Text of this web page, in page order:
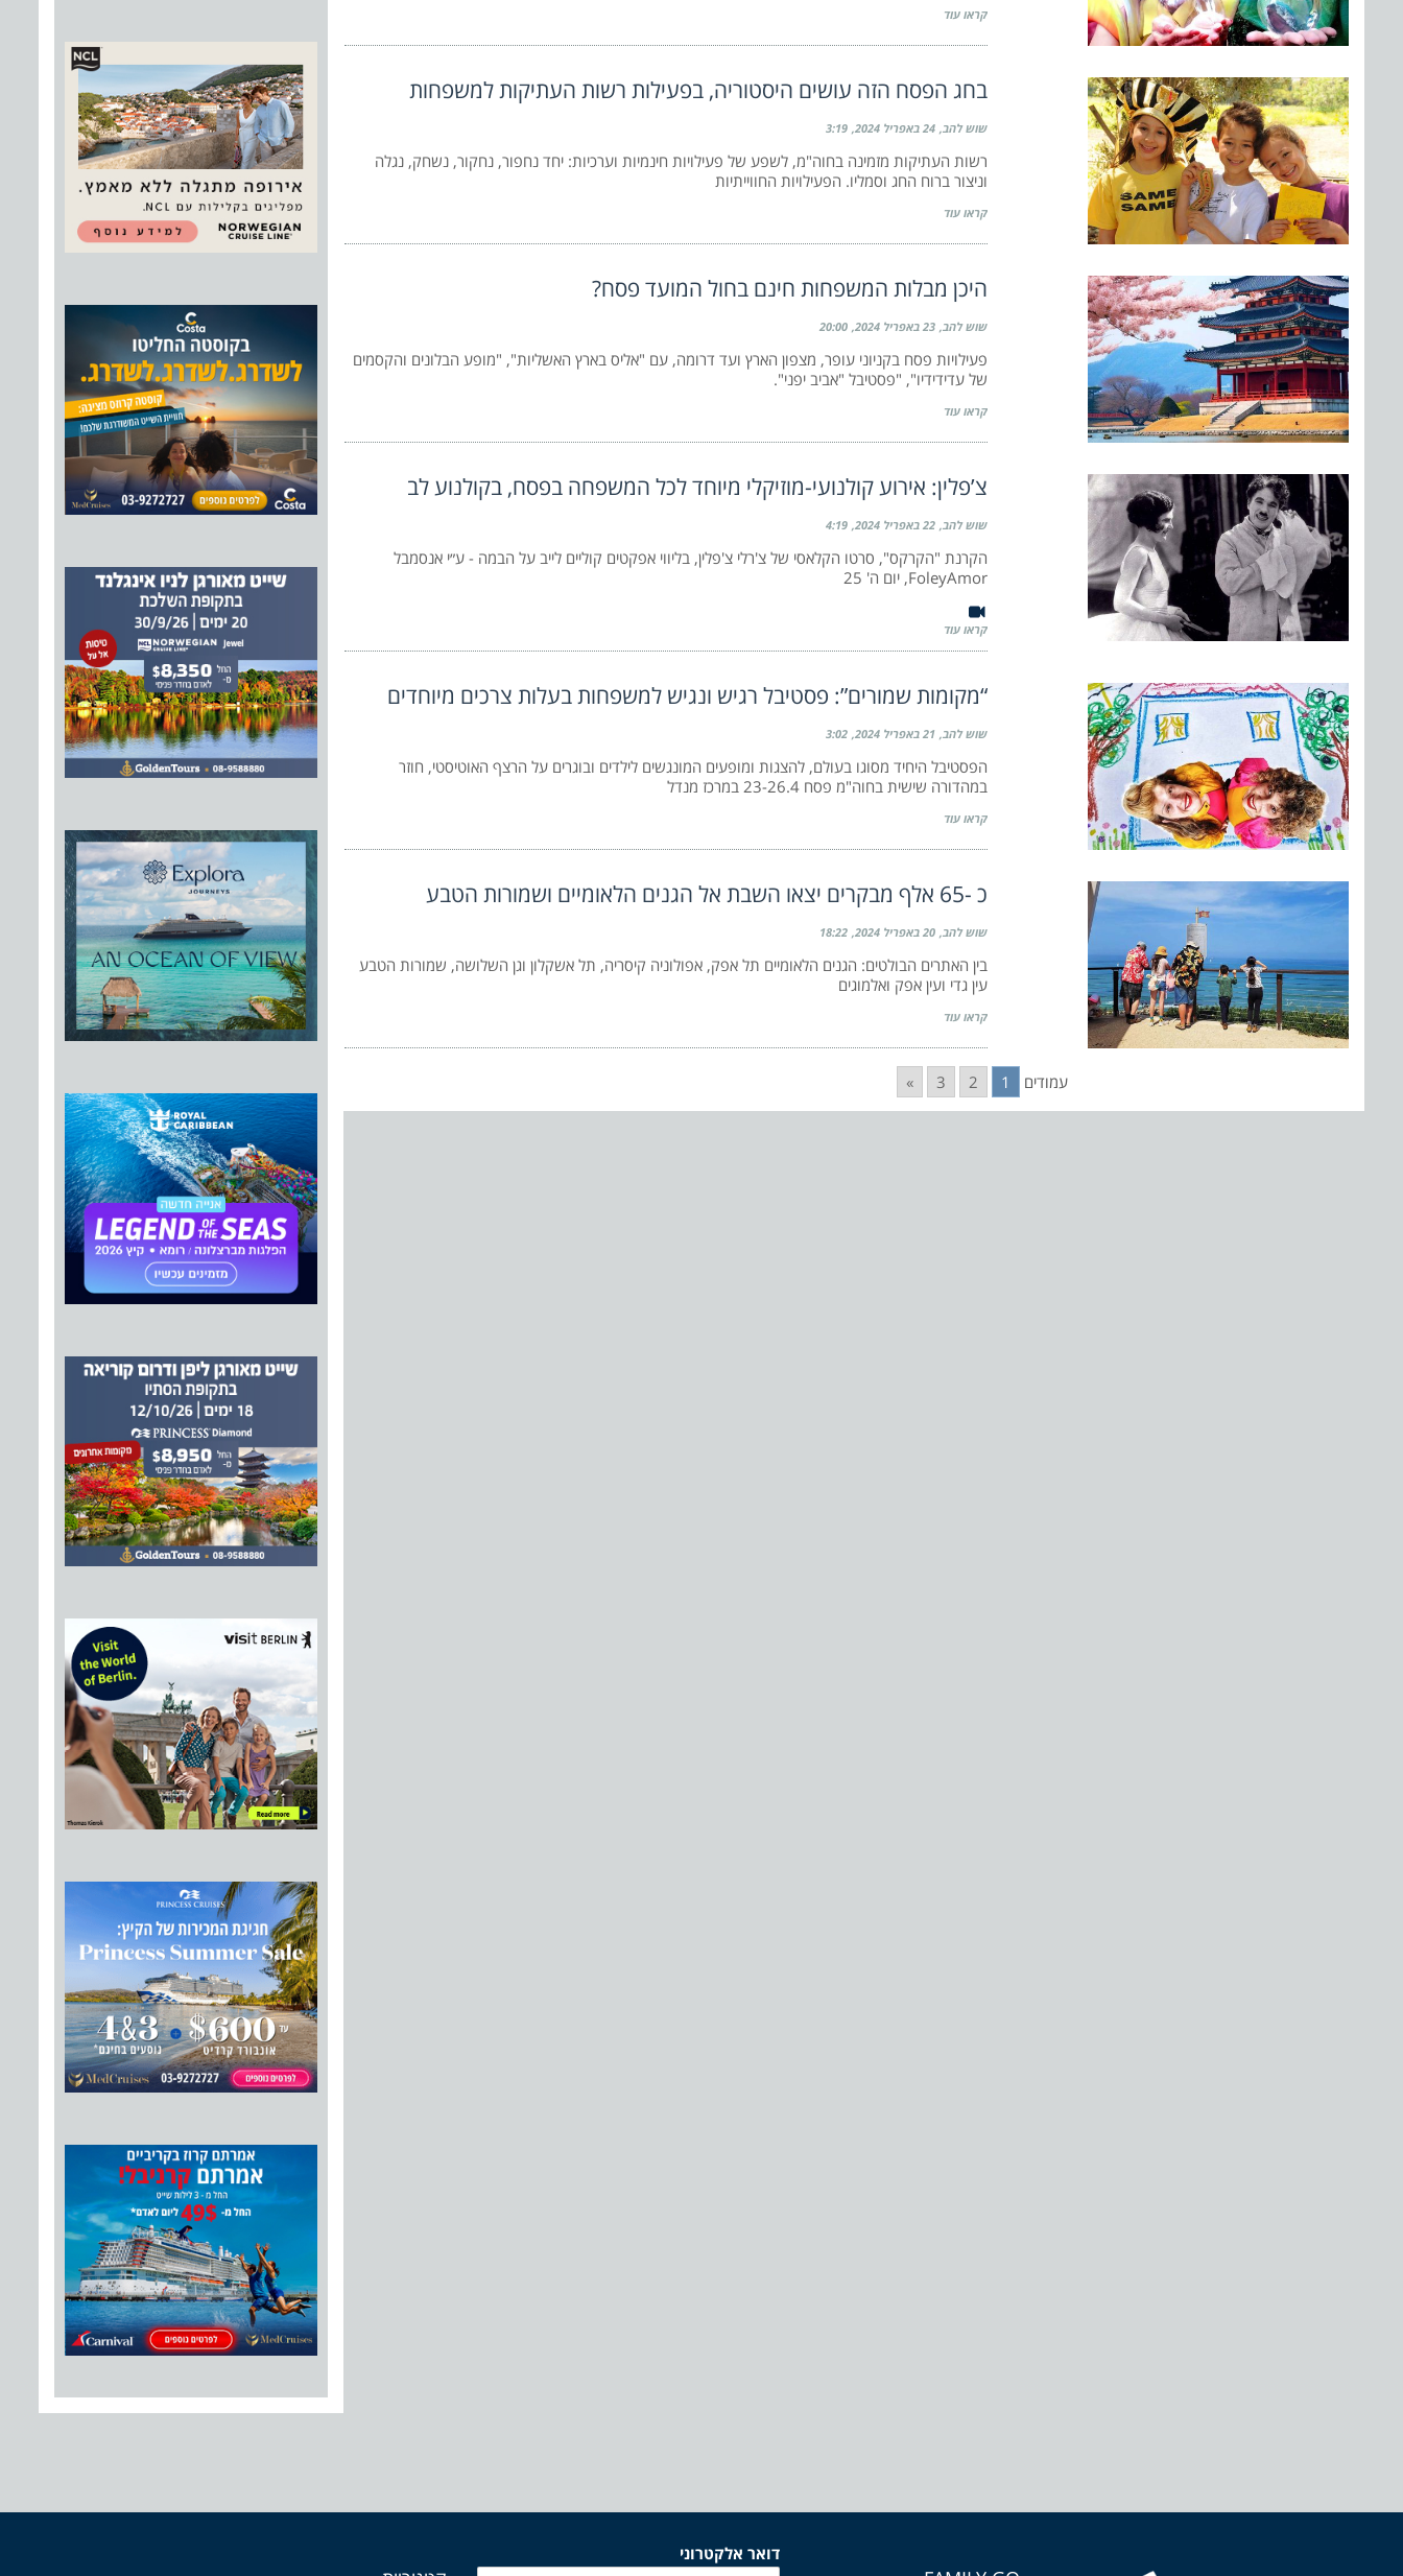
קראו עוד
בחג הפסח הזה עושים היסטוריה, בפעילות רשות העתיקות למשפחות
שוש להב 24 באפריל 2024 3:19
רשות העתיקות מזמינה בחוה"מ, לשפע של פעילויות חינמיות וערכיות: יחד נחפור, נחקור, נשחק, נגלה
וניצור ברוח החג וסמליו. הפעילויות החווייתיות
קראו עוד
היכן מבלות המשפחות חינם בחול המועד פסח?
שוש להב 23 באפריל 2024 20:00
פעילויות פסח בקניוני עופר, מצפון הארץ ועד דרומה, עם "אליס בארץ האשליות", "מופע הבלונים והקסמים
של עדידידיו", "פסטיבל "אביב יפני".
קראו עוד
צ’פלין: אירוע קולנועי-מוזיקלי מיוחד לכל המשפחה בפסח, בקולנוע לב
שוש להב 22 באפריל 2024 4:19
הקרנת "הקרקס", סרטו הקלאסי של צ'רלי צ'פלין, בליווי אפקטים קוליים לייב על הבמה - ע״י אנסמבל
FoleyAmor, יום ה' 25
קראו עוד
“מקומות שמורים”: פסטיבל רגיש ונגיש למשפחות בעלות צרכים מיוחדים
שוש להב 21 באפריל 2024 3:02
הפסטיבל היחיד מסוגו בעולם, להצגות ומופעים המונגשים לילדים ובוגרים על הרצף האוטיסטי, חוזר
במהדורה שישית בחוה"מ פסח 23-26.4 במרכז מנדל
קראו עוד
כ -65 אלף מבקרים יצאו השבת אל הגנים הלאומיים ושמורות הטבע
שוש להב 20 באפריל 2024 18:22
בין האתרים הבולטים: הגנים הלאומיים תל אפק, אפולוניה קיסריה, תל אשקלון וגן השלושה, שמורות הטבע
עין גדי ועין אפק ואלמוגים
קראו עוד
עמודים 1
2
3
»
דואר אלקטרוני